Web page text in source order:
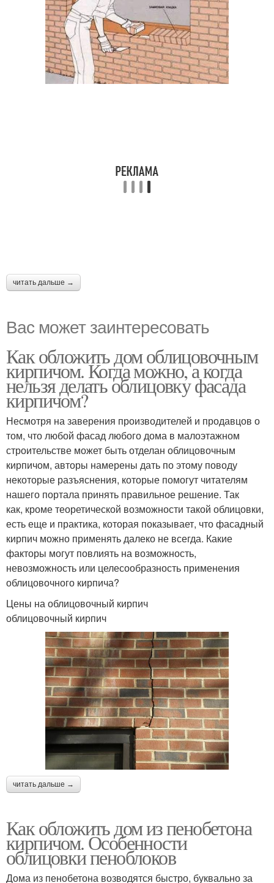
читать дальше →
Вас может заинтересовать
Как обложить дом облицовочным
кирпичом. Когда можно, а когда
нельзя делать облицовку фасада
кирпичом?
Несмотря на заверения производителей и продавцов о
том, что любой фасад любого дома в малоэтажном
строительстве может быть отделан облицовочным
кирпичом, авторы намерены дать по этому поводу
некоторые разъяснения, которые помогут читателям
нашего портала принять правильное решение. Так
как, кроме теоретической возможности такой облицовки,
есть еще и практика, которая показывает, что фасадный
кирпич можно применять далеко не всегда. Какие
факторы могут повлиять на возможность,
невозможность или целесообразность применения
облицовочного кирпича?
Цены на облицовочный кирпич
облицовочный кирпич
читать дальше →
Как обложить дом из пенобетона
кирпичом. Особенности
облицовки пеноблоков
Дома из пенобетона возводятся быстро, буквально за